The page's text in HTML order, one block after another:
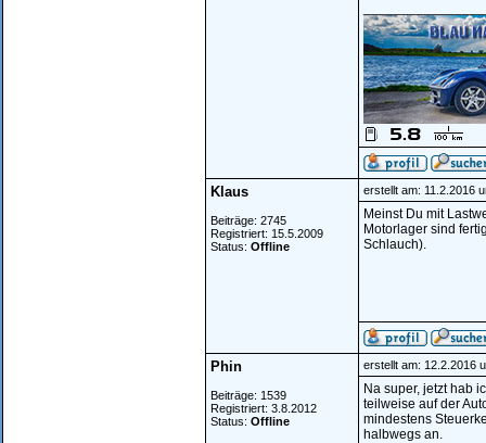
Klaus
Beiträge: 2745
Registriert: 15.5.2009
Status: Offline
erstellt am: 11.2.2016
Meinst Du mit
Motorlager sind
Schlauch).
Phin
Beiträge: 1539
Registriert: 3.8.2012
Status: Offline
erstellt am: 12.2.2016
Na super, jetzt hab
teilweise auf der
mindestens
halbwegs an.